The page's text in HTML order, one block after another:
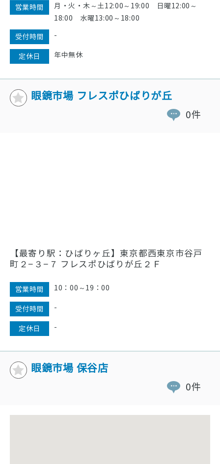
営業時間
月・火・木～土12:00～19:00 日曜12:00～
18:00 水曜13:00～18:00
受付時間 -
定休日 年中無休
眼鏡市場 フレスポひばりが丘
0件
【最寄り駅：ひばりヶ丘】東京都西東京市谷戸
町２−３−７ フレスポひばりが丘２Ｆ
営業時間 10：00～19：00
受付時間 -
定休日 -
眼鏡市場 保谷店
0件